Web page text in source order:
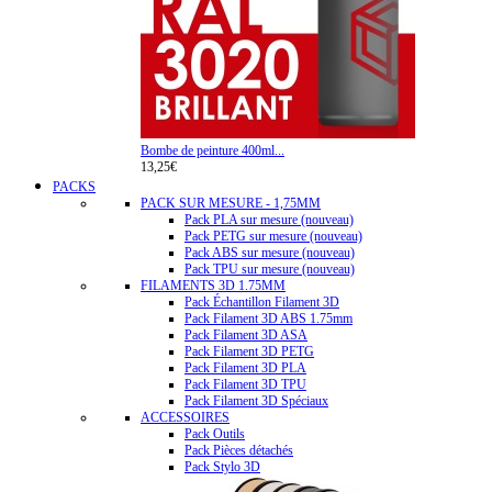
Bombe de peinture 400ml...
13,25€
PACKS
PACK SUR MESURE - 1,75MM
Pack PLA sur mesure (nouveau)
Pack PETG sur mesure (nouveau)
Pack ABS sur mesure (nouveau)
Pack TPU sur mesure (nouveau)
FILAMENTS 3D 1.75MM
Pack Échantillon Filament 3D
Pack Filament 3D ABS 1.75mm
Pack Filament 3D ASA
Pack Filament 3D PETG
Pack Filament 3D PLA
Pack Filament 3D TPU
Pack Filament 3D Spéciaux
ACCESSOIRES
Pack Outils
Pack Pièces détachés
Pack Stylo 3D